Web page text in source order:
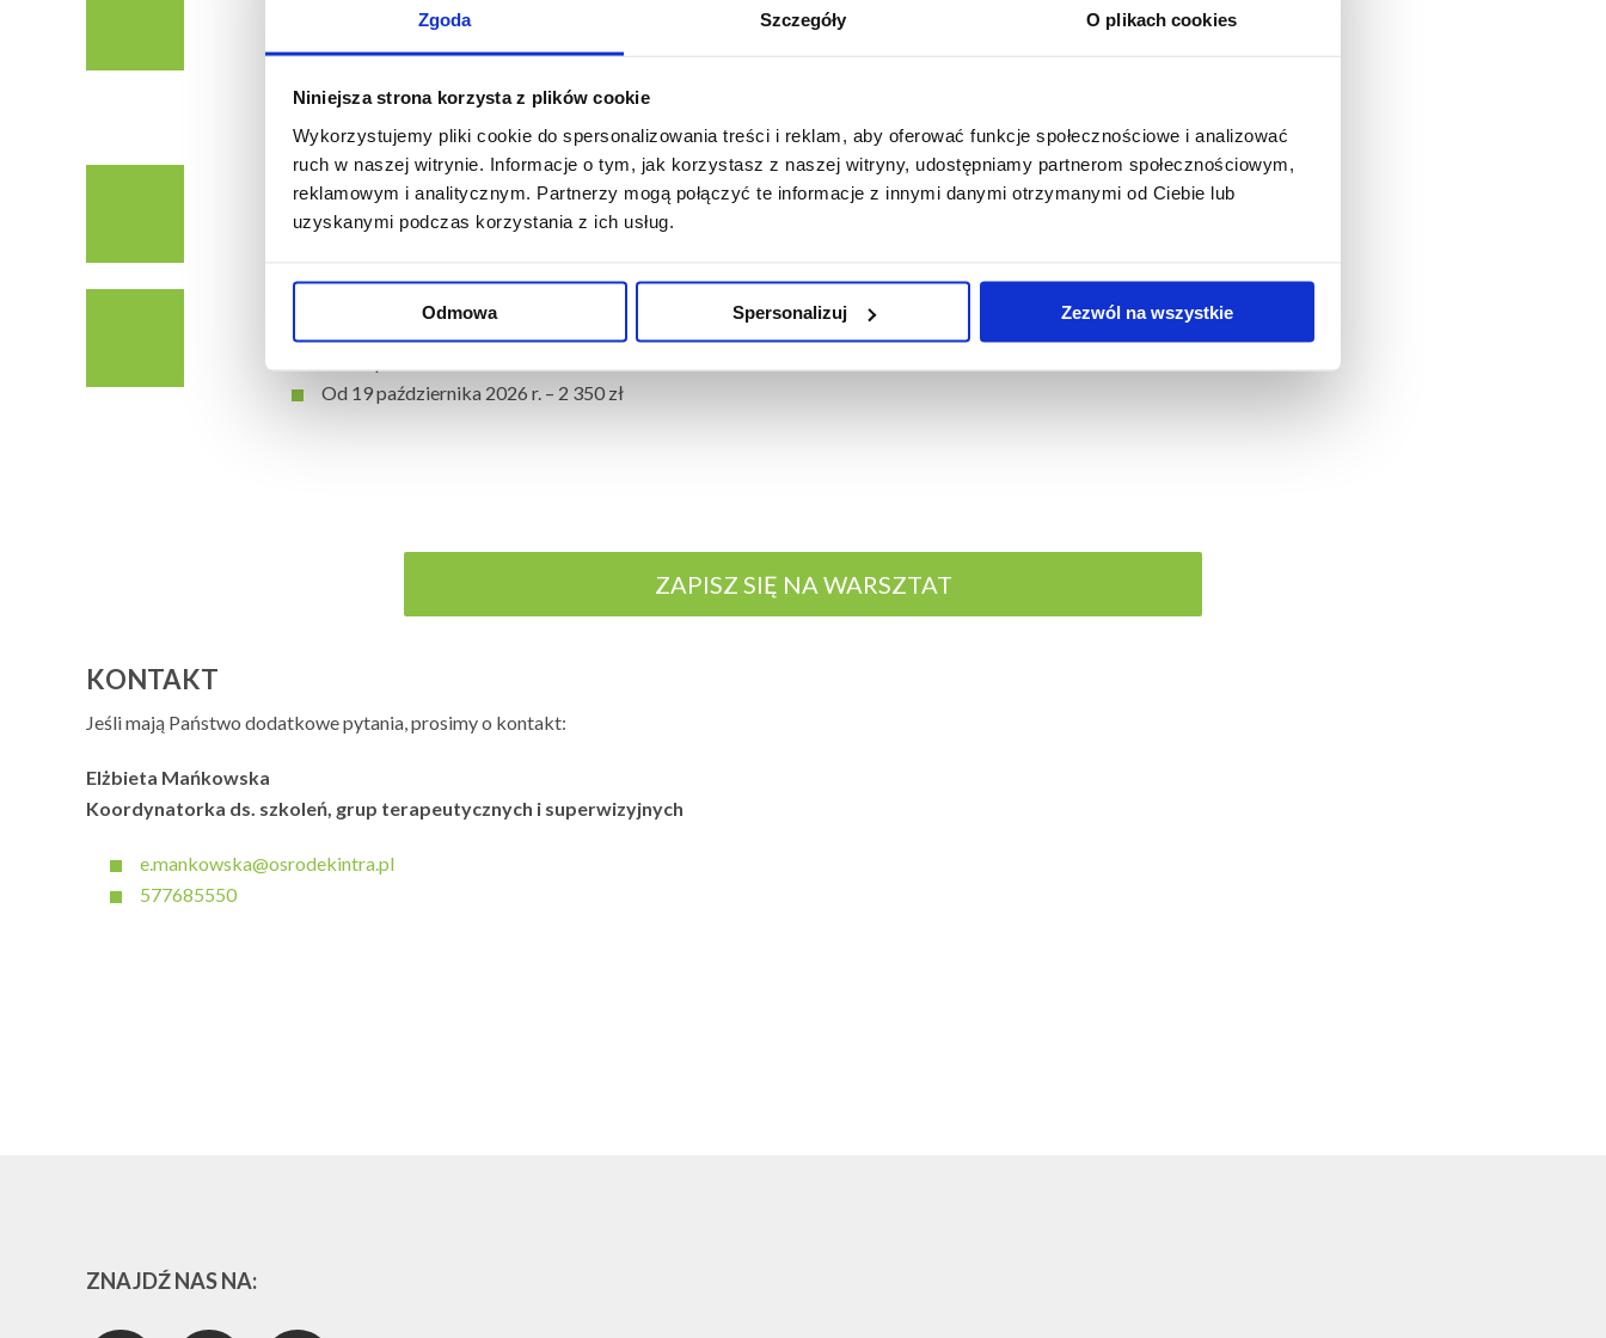
Zgoda Szczegóły O plikach cookies
Niniejsza strona korzysta z plików cookie
Wykorzystujemy pliki cookie do spersonalizowania treści i reklam, aby oferować funkcje społecznościowe i analizować
ruch w naszej witrynie. Informacje o tym, jak korzystasz z naszej witryny, udostępniamy partnerom społecznościowym,
reklamowym i analitycznym. Partnerzy mogą połączyć te informacje z innymi danymi otrzymanymi od Ciebie lub
uzyskanymi podczas korzystania z ich usług.
Odmowa Spersonalizuj Zezwól na wszystkie
z tłumaczeniem na polski.
TERMIN
19-21 listopada 2026 r.
Od 19 października 2026 r. – 2 350 zł
ZAPISZ SIĘ NA WARSZTAT
KONTAKT
Jeśli mają Państwo dodatkowe pytania, prosimy o kontakt:
Elżbieta Mańkowska
Koordynatorka ds. szkoleń, grup terapeutycznych i superwizyjnych
e.mankowska@osrodekintra.pl
577685550
ZNAJDŹ NAS NA: